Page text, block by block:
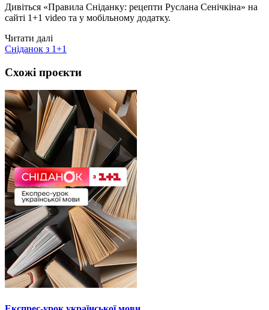
Дивіться «Правила Сніданку: рецепти Руслана Сенічкіна» на
сайті 1+1 video та у мобільному додатку.
Читати далі
Сніданок з 1+1
Схожі проєкти